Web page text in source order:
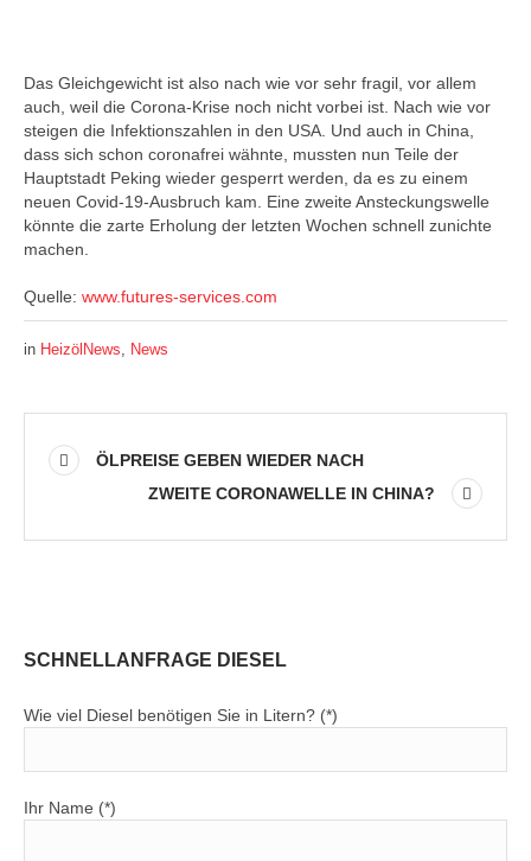
Das Gleichgewicht ist also nach wie vor sehr fragil, vor allem
auch, weil die Corona-Krise noch nicht vorbei ist. Nach wie vor
steigen die Infektionszahlen in den USA. Und auch in China,
dass sich schon coronafrei wähnte, mussten nun Teile der
Hauptstadt Peking wieder gesperrt werden, da es zu einem
neuen Covid-19-Ausbruch kam. Eine zweite Ansteckungswelle
könnte die zarte Erholung der letzten Wochen schnell zunichte
machen.
Quelle: www.futures-services.com
in HeizölNews, News
ÖLPREISE GEBEN WIEDER NACH
ZWEITE CORONAWELLE IN CHINA?
SCHNELLANFRAGE DIESEL
Wie viel Diesel benötigen Sie in Litern? (*)
Ihr Name (*)